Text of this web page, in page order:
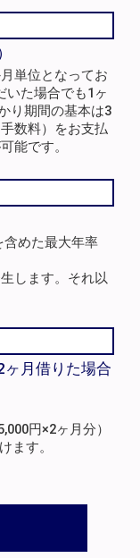
単位となってお
いた場合でも1ヶ
り期間の基本は3
数料）をお支払
能です。
含めた最大年率
します。それ以
月借りた場合
円×2ヶ月分）
ます。